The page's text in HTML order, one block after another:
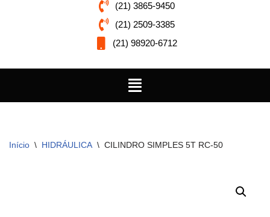
(21) 3865-9450
(21) 2509-3385
(21) 98920-6712
Início \ HIDRÁULICA \ CILINDRO SIMPLES 5T RC-50